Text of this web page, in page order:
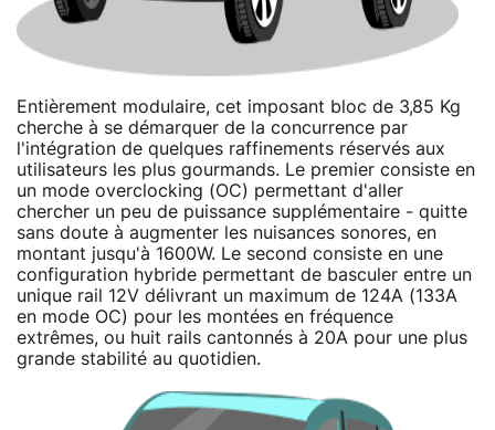
Entièrement modulaire, cet imposant bloc de 3,85 Kg
cherche à se démarquer de la concurrence par
l'intégration de quelques raffinements réservés aux
utilisateurs les plus gourmands. Le premier consiste en
un mode overclocking (OC) permettant d'aller
chercher un peu de puissance supplémentaire - quitte
sans doute à augmenter les nuisances sonores, en
montant jusqu'à 1600W. Le second consiste en une
configuration hybride permettant de basculer entre un
unique rail 12V délivrant un maximum de 124A (133A
en mode OC) pour les montées en fréquence
extrêmes, ou huit rails cantonnés à 20A pour une plus
grande stabilité au quotidien.